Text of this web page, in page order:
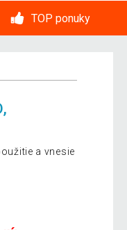
TOP ponuky
a vnesie